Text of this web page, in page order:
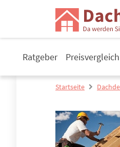
Ratgeber Preisvergleich
Startseite